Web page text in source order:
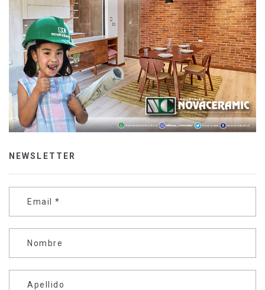
NEWSLETTER
Email *
Nombre
Apellido